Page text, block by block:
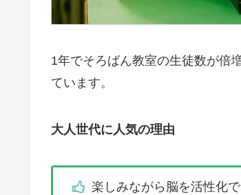
1年でそろばん教室の生徒数が倍
ています。
大人世代に人気の理由
楽しみながら脳を活性化